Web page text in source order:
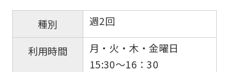
種別 週2回
利用時間
月・火・木・金曜日
15:30〜16：30